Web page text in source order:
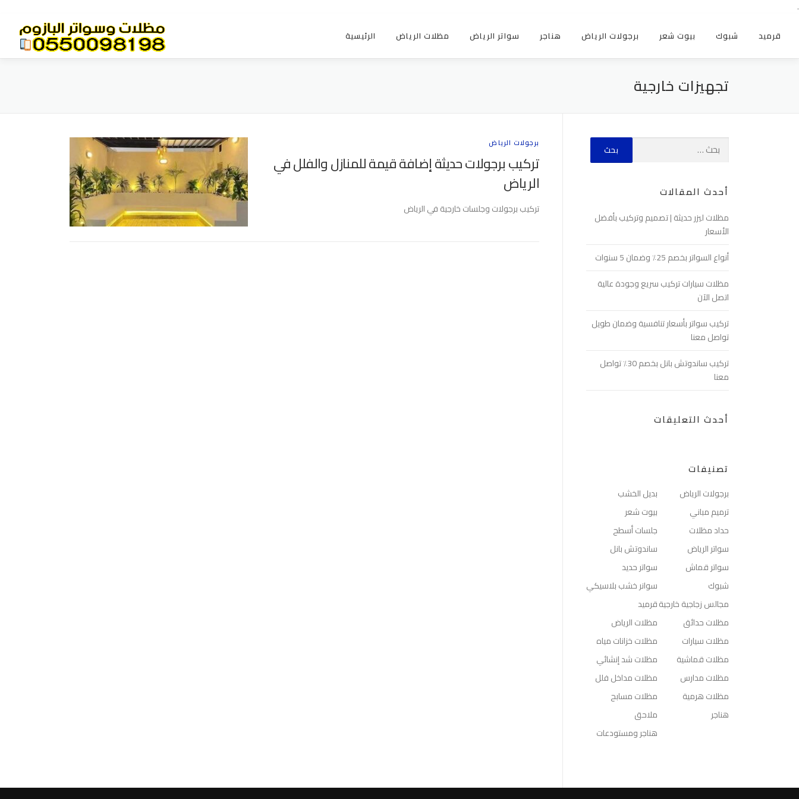
.
الرئيسية مظلات الرياض سواتر الرياض هناجر برجولات الرياض بيوت شعر شبوك قرميد
تجهيزات خارجية
برجولات الرياض
تركيب برجولات حديثة إضافة قيمة للمنازل والفلل في
الرياض
تركيب برجولات وجلسات خارجية في الرياض
أحدث المقالات
مظلات ليزر حديثة | تصميم وتركيب بأفضل
الأسعار
أنواع السواتر بخصم 25٪ وضمان 5 سنوات
مظلات سيارات تركيب سريع وجودة عالية
اتصل الآن
تركيب سواتر بأسعار تنافسية وضمان طويل
تواصل معنا
تركيب ساندوتش بانل بخصم 30٪ تواصل
معنا
أحدث التعليقات
تصنيفات
بديل الخشب
برجولات الرياض
بيوت شعر
ترميم مباني
جلسات أسطح
حداد مظلات
ساندوتش بانل
سواتر الرياض
سواتر حديد
سواتر قماش
سوانر خشب بلاسيكي
شبوك
قرميدمجالس زجاجية خارجية
مظلات الرياض
مظلات حدائق
مظلات خزانات مياه
مظلات سيارات
مظلات شد إنشائي
مظلات قماشية
مظلات مداخل فلل
مظلات مدارس
مظلات مسابح
مظلات هرمية
ملاحق
هناجر
هناجر ومستودعات